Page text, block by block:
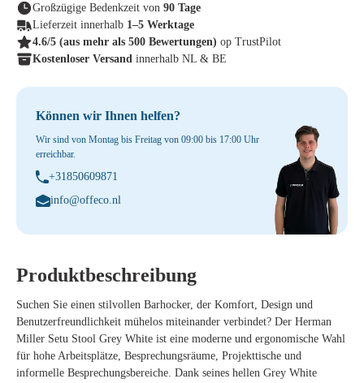
Großzügige Bedenkzeit von 90 Tage
Lieferzeit innerhalb 1–5 Werktage
4.6/5 (aus mehr als 500 Bewertungen) op TrustPilot
Kostenloser Versand innerhalb NL & BE
Können wir Ihnen helfen?
Wir sind von Montag bis Freitag von 09:00 bis 17:00 Uhr
erreichbar.
+31850609871
info@offeco.nl
Produktbeschreibung
Suchen Sie einen stilvollen Barhocker, der Komfort, Design und
Benutzerfreundlichkeit mühelos miteinander verbindet? Der Herman
Miller Setu Stool Grey White ist eine moderne und ergonomische Wahl
für hohe Arbeitsplätze, Besprechungsräume, Projekttische und
informelle Besprechungsbereiche. Dank seines hellen Grey White